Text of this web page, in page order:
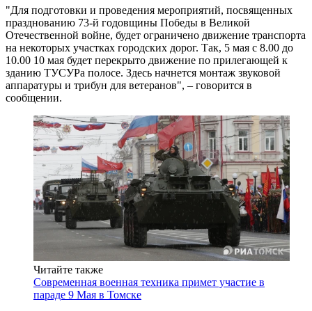
"Для подготовки и проведения мероприятий, посвященных
празднованию 73-й годовщины Победы в Великой
Отечественной войне, будет ограничено движение транспорта
на некоторых участках городских дорог. Так, 5 мая с 8.00 до
10.00 10 мая будет перекрыто движение по прилегающей к
зданию ТУСУРа полосе. Здесь начнется монтаж звуковой
аппаратуры и трибун для ветеранов", – говорится в
сообщении.
Читайте также
Современная военная техника примет участие в
параде 9 Мая в Томске